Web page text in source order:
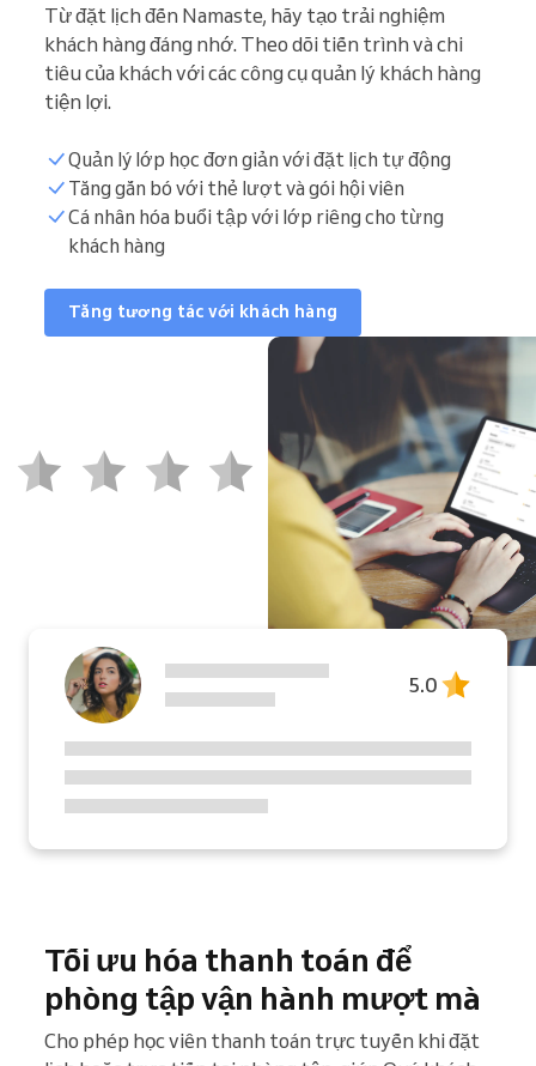
5.0
Từ đặt lịch đến Namaste, hãy tạo trải nghiệm
khách hàng đáng nhớ. Theo dõi tiến trình và chi
tiêu của khách với các công cụ quản lý khách hàng
tiện lợi.
Quản lý lớp học đơn giản với đặt lịch tự động
Tăng gắn bó với thẻ lượt và gói hội viên
Cá nhân hóa buổi tập với lớp riêng cho từng
khách hàng
Tăng tương tác với khách hàng
Tối ưu hóa thanh toán để
phòng tập vận hành mượt mà
Cho phép học viên thanh toán trực tuyến khi đặt